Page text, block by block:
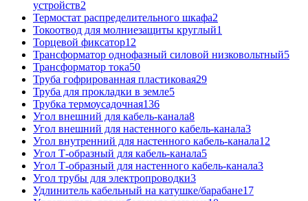
устройств2
Термостат распределительного шкафа2
Токоотвод для молниезащиты круглый1
Торцевой фиксатор12
Трансформатор однофазный силовой низковольтный5
Трансформатор тока50
Труба гофрированная пластиковая29
Труба для прокладки в земле5
Трубка термоусадочная136
Угол внешний для кабель-канала8
Угол внешний для настенного кабель-канала3
Угол внутренний для настенного кабель-канала12
Угол Т-образный для кабель-канала5
Угол Т-образный для настенного кабель-канала3
Угол трубы для электропроводки3
Удлинитель кабельный на катушке/барабане17